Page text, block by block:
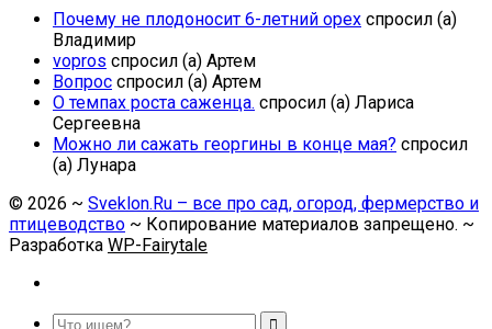
Почему не плодоносит 6-летний орех спросил (а)
Владимир
vopros спросил (а) Артем
Вопрос спросил (а) Артем
О темпах роста саженца. спросил (а) Лариса
Сергеевна
Можно ли сажать георгины в конце мая? спросил
(а) Лунара
© 2026 ~ Sveklon.Ru – все про сад, огород, фермерство и
птицеводство ~ Копирование материалов запрещено. ~
Разработка WP-Fairytale